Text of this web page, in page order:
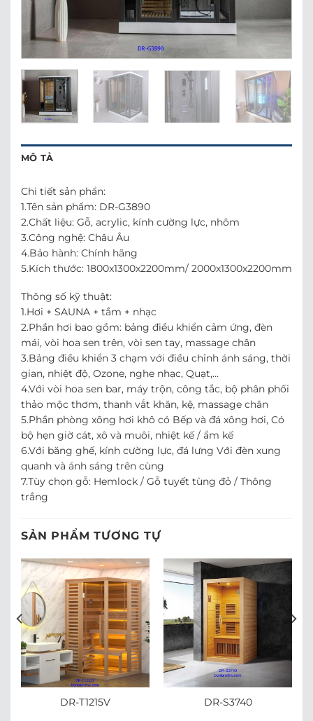
MÔ TẢ
Chi tiết sản phẩn:
1.Tên sản phẩm: DR-G3890
2.Chất liệu: Gỗ, acrylic, kính cường lực, nhôm
3.Công nghệ: Châu Âu
4.Bảo hành: Chính hãng
5.Kích thước: 1800x1300x2200mm/ 2000x1300x2200mm
Thông số kỹ thuật:
1.Hơi + SAUNA + tắm + nhạc
2.Phần hơi bao gồm: bảng điều khiển cảm ứng, đèn
mái, vòi hoa sen trên, vòi sen tay, massage chân
3.Bảng điều khiển 3 chạm với điều chỉnh ánh sáng, thời
gian, nhiệt độ, Ozone, nghe nhạc, Quạt,…
4.Với vòi hoa sen bar, máy trộn, công tắc, bộ phân phối
thảo mộc thơm, thanh vắt khăn, kệ, massage chân
5.Phần phòng xông hơi khô có Bếp và đá xông hơi, Có
bộ hẹn giờ cát, xô và muôi, nhiệt kế / ẩm kế
6.Với băng ghế, kính cường lực, đá lưng Với đèn xung
quanh và ánh sáng trên cùng
7.Tùy chọn gỗ: Hemlock / Gỗ tuyết tùng đỏ / Thông
trắng
SẢN PHẨM TƯƠNG TỰ
DR-T1215V DR-S3740